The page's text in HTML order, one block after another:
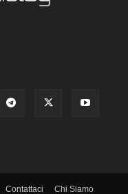
Contattaci Chi Siamo